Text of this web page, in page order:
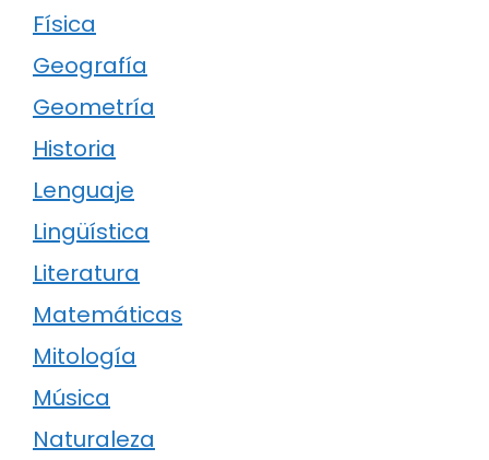
Física
Geografía
Geometría
Historia
Lenguaje
Lingüística
Literatura
Matemáticas
Mitología
Música
Naturaleza